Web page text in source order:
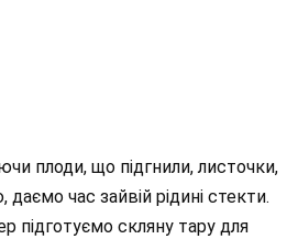
плоди, що підгнили, листочки,
час зайвій рідині стекти.
підготуємо скляну тару для